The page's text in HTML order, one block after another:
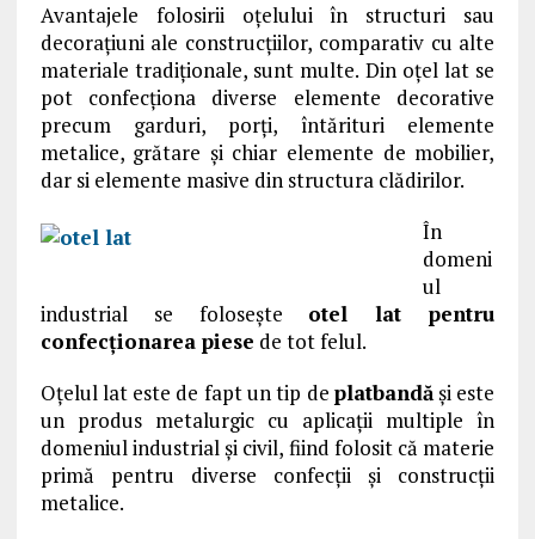
Avantajele folosirii oțelului în structuri sau
decorațiuni ale construcțiilor, comparativ cu alte
materiale tradiționale, sunt multe. Din oțel lat se
pot confecționa diverse elemente decorative
precum garduri, porți, întărituri elemente
metalice, grătare și chiar elemente de mobilier,
dar si elemente masive din structura clădirilor.
În
domeni
ul
industrial se folosește otel lat pentru
confecționarea piese de tot felul.
Oțelul lat este de fapt un tip de platbandăși este
un produs metalurgic cu aplicații multiple în
domeniul industrial și civil, fiind folosit că materie
primă pentru diverse confecții și construcții
metalice.